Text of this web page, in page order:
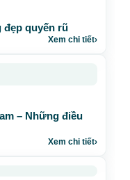
đẹp quyến rũ
Xem chi tiết›
– Những điều
Xem chi tiết›